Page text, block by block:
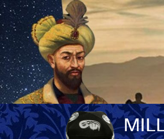
Skip
to
content